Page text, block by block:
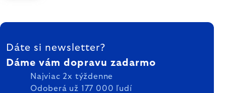
ZÁPÄTIE
Dáte si newsletter?
Dáme vám dopravu zadarmo
Najviac 2x týždenne
Odoberá už 177 000 ľudí